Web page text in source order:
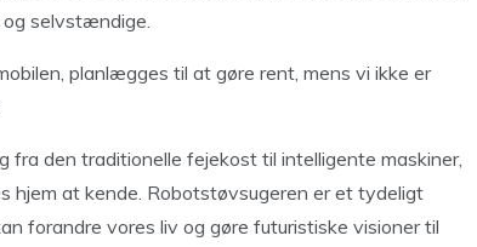
selvstændige.
planlægges til at gøre rent, mens vi ikke er
fra den traditionelle fejekost til intelligente maskiner,
hjem at kende. Robotstøvsugeren er et tydeligt
forandre vores liv og gøre futuristiske visioner til